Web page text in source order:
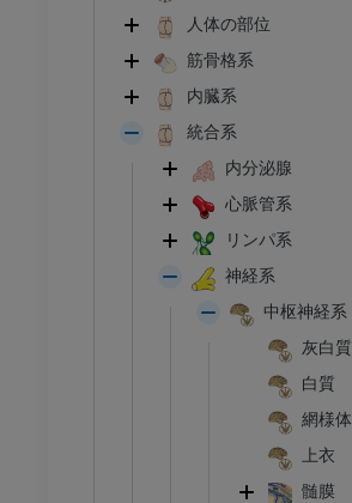
人体の部位
筋骨格系
内臓系
統合系
内分泌腺
心脈管系
リンパ系
神経系
中枢神経系
灰白質
白質
網様体
上衣
髄膜